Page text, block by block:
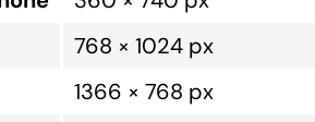
768 × 1024 px
1366 × 768 px